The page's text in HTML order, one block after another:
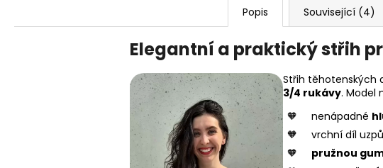
Popis Související (4)
Elegantní a praktický střih
Střih těhotenských
3/4 rukávy. Model
nenápadné
vrchní díl
pružnou